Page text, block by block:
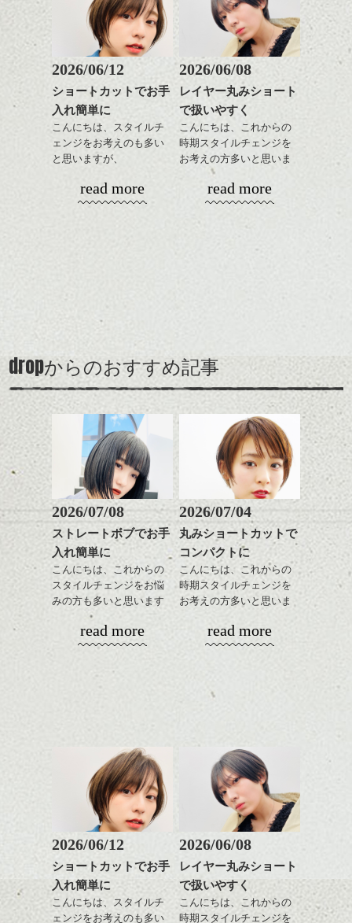
耳だしするとメリハリが
ついて良い感じです。
スタイリングはとても簡
単でワックスやセラムを
全体に手ぐししながら広
げるだけ、
ストレートにしたりクセ
毛を活かしたり、気分で
楽しめるのもいいです
カラーはグレージュやブ
ます。
スタイルの事やカラーリ
ングの事などなんでもご
相談して下さい！では
落系の女性に合います。
またジェンダレスなライ
ンでもあるので、これく
らいの感じって中性的な
メンズにも似合いそうで
すよね。
今回はそんな感じで、
春のヘアスタイル是非ご
相談して下さい。
おすすめですね。
前髪もやや重めにカット
してラインを強調するの
もこれからは良い感じで
す、
目元が引き締まった印象
に。
ながら楽しむ事ができる
とても良いところです。
ダークトーンの色味でク
ールに演出するのもおす
すめですよ。
ナチュラルなトーンの色
で柔らかさをプラスする
のも良いですね。
またクセ毛の方は質感調
整のストレートパーマで
髪質改善すると
更に扱いやすくなるので
おすすめです。
いつものスタイリングが
ドライした後オイルやワ
ックスをなじませるだけ
に。
これからのスタイルチェ
ンジの事、髪質に合った
軽めの前髪で透け感を演
出できるので、
この時期とてもおすすめ
ですよ。
スタイリング方法は全体
をドライした後、
ワックスとオイルを混ぜ
ながらもみこみ、なじま
せます。
質感をかるくととのえな
がら耳かけアレンジする
のも良い感じです。
これからのスタイルチェ
ンジ、似合うカラーリン
グの事やお手入れ方法な
是非なんでもご相談して
下さいね。
シバタ
2026/06/12
ショートカットでお手
入れ簡単に
こんにちは、スタイルチ
ェンジをお考えのも多い
と思いますが、
演出したスタイルもこれ
からの季節とてもおすす
ンパクトになるようにす
るのが良い感じです。
ベージュ系等の肌を綺麗
に見せる効果のあるカラ
ーリングをプラスして透
明感を表現すると
更に雰囲気が出やすくな
って毎日のお手入れも簡
単になりますよ。
ム等の質感を調整しやす
いものを全体になじませ
整えるだけですよ。
ンジの事等
是非なんでもご相談して
下さい。
お待ちしております
read more
2026/06/08
レイヤー丸みショート
で扱いやすく
こんにちは、これからの
時期スタイルチェンジを
お考えの方多いと思いま
コンパクトなフォルムが
いろんなシーンに雰囲気
出できるので、
この時期とてもおすすめ
ですよ。
ナチュラルなベージュカ
ラーで全体にツヤと透明
感をプラスして
質感も綺麗に見せやす
スタイリング方法は全体
をドライした後、
ワックスとオイルを混ぜ
ながらもみこみ、なじま
せます。
質感をかるくととのえな
のも良い感じです。
グの事やお手入れ方法な
read more
dropからのおすすめ記事
2026/07/08
ストレートボブでお手
入れ簡単に
こんにちは、これからの
スタイルチェンジをお悩
みの方も多いと思います
やっぱりボブでお手入れ
しやすいスタイルだと毎
も出しやすくていろいろ
おすすめですね。
前髪もやや重めにカット
してラインを強調するの
もこれからは良い感じで
す、
目元が引き締まった印象
に。
read more
2026/07/04
丸みショートカットで
コンパクトに
こんにちは、これからの
時期スタイルチェンジを
お考えの方多いと思いま
コンパクトなフォルムが
いろんなシーンに雰囲気
そんなショートカット。
軽めの前髪で透け感を演
出できるので、
この時期とてもおすすめ
ですよ。
read more
2026/06/12
ショートカットでお手
入れ簡単に
こんにちは、スタイルチ
ェンジをお考えのも多い
2026/06/08
レイヤー丸みショート
で扱いやすく
こんにちは、これからの
時期スタイルチェンジを